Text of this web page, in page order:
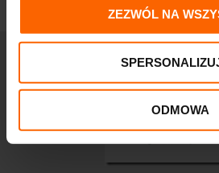
ZEZWÓL NA
ODMOWA